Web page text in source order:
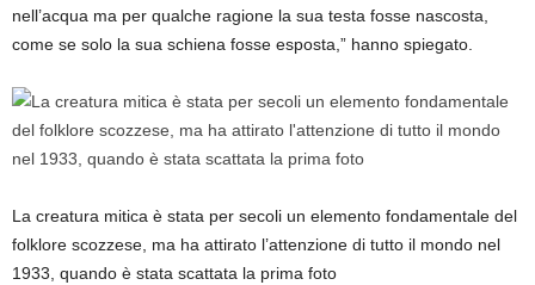
nell’acqua ma per qualche ragione la sua testa fosse nascosta,
come se solo la sua schiena fosse esposta,” hanno spiegato.
La creatura mitica è stata per secoli un elemento fondamentale del
folklore scozzese, ma ha attirato l’attenzione di tutto il mondo nel
1933, quando è stata scattata la prima foto